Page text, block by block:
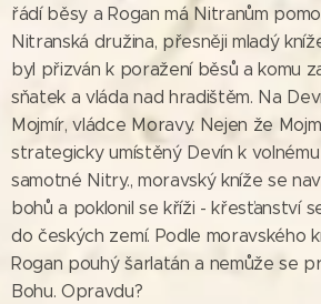
řádí běsy a Rogan má Nitranům
Nitranská družina, přesněji mladý
byl přizván k poražení běsů a komu
sňatek a vláda nad hradištěm. Na
Mojmír, vládce Moravy. Nejen že
strategicky umístěný Devín k
samotné Nitry., moravský kníže se
bohů a poklonil se kříži - křesťanství
do českých zemí. Podle moravského
Rogan pouhý šarlatán a nemůže se
Bohu. Opravdu?